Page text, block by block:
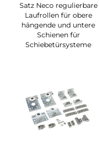
Satz Neco regulierbare
Laufrollen für obere
hängende und untere
Schienen für
Schiebetürsysteme